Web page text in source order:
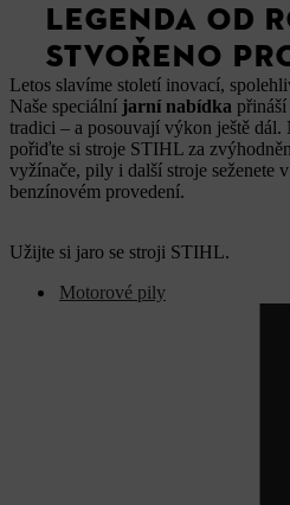
LEGENDA OD
STVOŘENO
Letos slavíme století inovací,
Naše speciální jarní nabídka
tradici – a posouvají výkon ještě dál.
pořiďte si stroje STIHL za
vyžínače, pily i další stroje seženete
benzínovém provedení.
Užijte si jaro se stroji STIHL.
Motorové pily